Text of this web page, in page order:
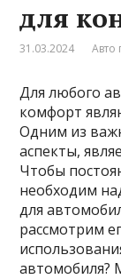
для
31.03.2024 Авто
Для любого
комфорт
Одним из
аспекты,
Чтобы
необходим
для
рассмотрим
автомобиля?